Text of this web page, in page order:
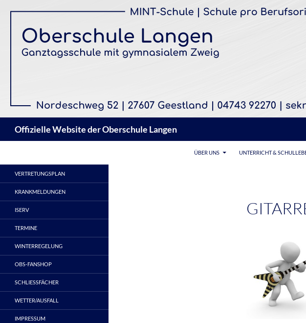
springen
Offizielle Website der Oberschule Langen
ÜBER UNS UNTERRICHT &
VERTRETUNGSPLAN
KRANKMELDUNGEN
ISERV
TERMINE
WINTERREGELUNG
OBS-FANSHOP
SCHLIESSFÄCHER
WETTER/AUSFALL
IMPRESSUM